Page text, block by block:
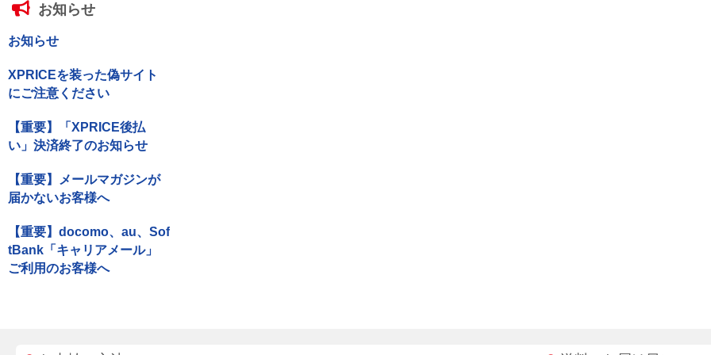
お知らせ
お知らせ
XPRICEを装った偽サイト
にご注意ください
【重要】「XPRICE後払
い」決済終了のお知らせ
【重要】メールマガジンが
届かないお客様へ
【重要】docomo、au、Sof
tBank「キャリアメール」
ご利用のお客様へ